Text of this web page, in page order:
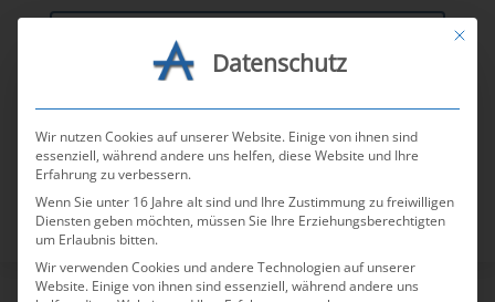
AGV-Tools
Mit
Datenschutz
Wir nutzen Cookies auf unserer Website. Einige von ihnen sind
essenziell, während andere uns helfen, diese Website und Ihre
Erfahrung zu verbessern.
Wenn Sie unter 16 Jahre alt sind und Ihre Zustimmung zu freiwilligen
Diensten geben möchten, müssen Sie Ihre Erziehungsberechtigten
um Erlaubnis bitten.
Wir verwenden Cookies und andere Technologien auf unserer
Website. Einige von ihnen sind essenziell, während andere uns